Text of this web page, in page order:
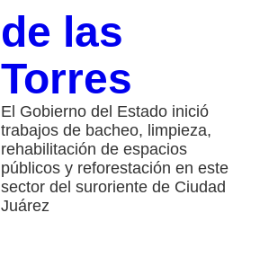
de las
Torres
El Gobierno del Estado inició
trabajos de bacheo, limpieza,
rehabilitación de espacios
públicos y reforestación en este
sector del suroriente de Ciudad
Juárez